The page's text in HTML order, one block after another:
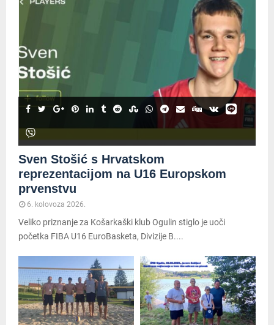
Sven Stošić s Hrvatskom
reprezentacijom na U16 Europskom
prvenstvu
6. kolovoza 2026.
Veliko priznanje za Košarkaški klub Ogulin stiglo je uoči
početka FIBA U16 EuroBasketa, Divizije B....